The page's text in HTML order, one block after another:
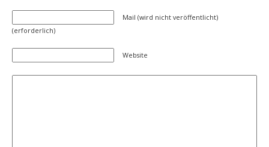
Mail (wird nicht veröffentlicht)
(erforderlich)
Website